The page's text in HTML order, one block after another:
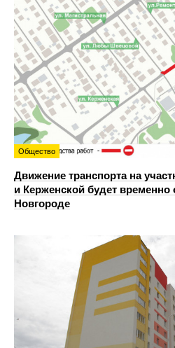
Общество
Движение транспорта на
и Керженской будет
Новгороде